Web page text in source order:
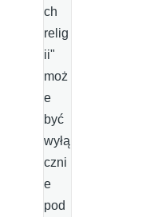
ch
relig
ii"
moż
e
być
wyłą
czni
e
pod